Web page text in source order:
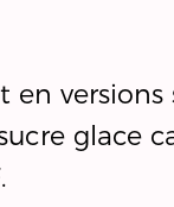
en versions
glace